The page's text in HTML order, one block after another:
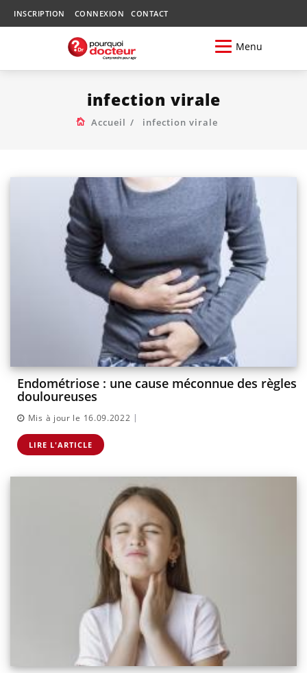
INSCRIPTION CONNEXION CONTACT
Menu
infection virale
Accueil infection virale
Endométriose : une cause méconnue des règles
douloureuses
Mis à jour le 16.09.2022 |
LIRE L'ARTICLE